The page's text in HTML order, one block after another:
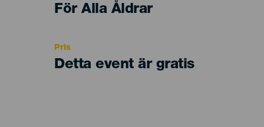
Edad
För Alla Åldrar
Pris
Detta event är gratis